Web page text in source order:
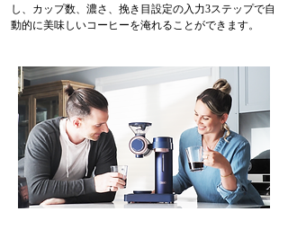
し、カップ数、濃さ、挽き目設定の入力3ステップで自
動的に美味しいコーヒーを淹れることができます。